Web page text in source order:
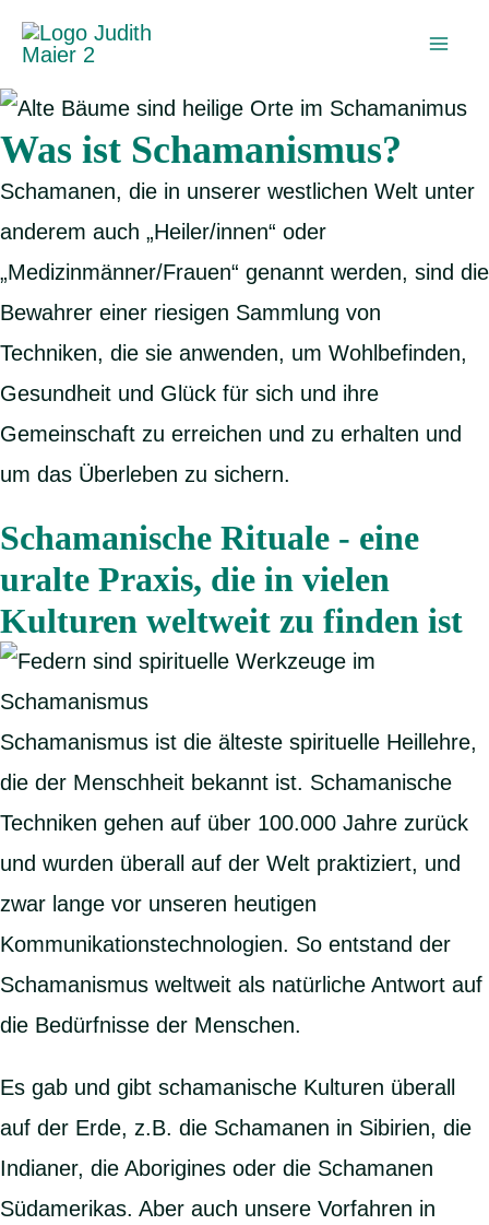
Zum
Inhalt
springen
Was ist Schamanismus?
Schamanen, die in unserer westlichen Welt unter
anderem auch „Heiler/innen“ oder
„Medizinmänner/Frauen“ genannt werden, sind die
Bewahrer einer riesigen Sammlung von
Techniken, die sie anwenden, um Wohlbefinden,
Gesundheit und Glück für sich und ihre
Gemeinschaft zu erreichen und zu erhalten und
um das Überleben zu sichern.
Schamanische Rituale - eine
uralte Praxis, die in vielen
Kulturen weltweit zu finden ist
Schamanismus ist die älteste spirituelle Heillehre,
die der Menschheit bekannt ist. Schamanische
Techniken gehen auf über 100.000 Jahre zurück
und wurden überall auf der Welt praktiziert, und
zwar lange vor unseren heutigen
Kommunikationstechnologien. So entstand der
Schamanismus weltweit als natürliche Antwort auf
die Bedürfnisse der Menschen.
Es gab und gibt schamanische Kulturen überall
auf der Erde, z.B. die Schamanen in Sibirien, die
Indianer, die Aborigines oder die Schamanen
Südamerikas. Aber auch unsere Vorfahren in